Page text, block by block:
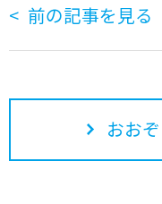
前の記事を見る
おお